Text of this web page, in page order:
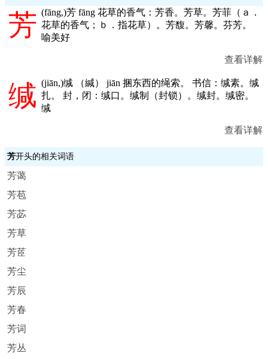
芳 (fāng,)芳 fāng 花草的香气：芳香。芳草。芳菲（ａ．
花草的香气；ｂ．指花草）。芳馥。芳馨。芬芳。
喻美好
查看详解
缄 (jiān,)缄 （緘） jiān 捆东西的绳索。 书信：缄素。缄
扎。 封，闭：缄口。缄制（封锁）。缄封。缄密。
缄
查看详解
芳开头的相关词语
芳蔼
芳苞
芳苾
芳草
芳茝
芳尘
芳辰
芳春
芳词
芳丛